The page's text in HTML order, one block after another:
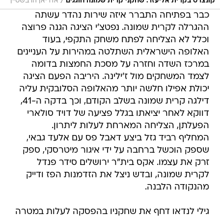
ההגרלה לקרית שמונה. נפטצ'י הציגה הגנה פרוצה
וכלל לא הצליחה לפתח משחק התקפי, בעוד
האלופה הישראלית השתלטה במהירות על העניינים
במרכז השדה וחזרה על מסכת החמצות בדומה
לצמד המשחקים מול ז'ילינה. היריבה הפעם הציגה
יכולת אפילו חלשה יותר מהאלופה הסלובקית עליה
דווקא לאחר יציאתו בגלל פציעה של דויד סולארי
הפעלתן, הצליחה המארחת לעלות ליתרון.
המחליף רביד גזל ביצע דאבל פס עם אלעד גבאי,
שספק הוכשל ברחבה על ידי איגור מיטרסקי, ספק
זרק את עצמו. אקס בית"ר ירושלים סידר פנדל
לקרית שמונה, ובדש ניצל את הזדמנות הפז ודייק
מהנקודה הלבנה.
גילי לנדאו דחף את שחקניו בהפסקה לעלות במטרה
גזל המצוין, שמאז שנכנס מצא פעם אחר פעם את